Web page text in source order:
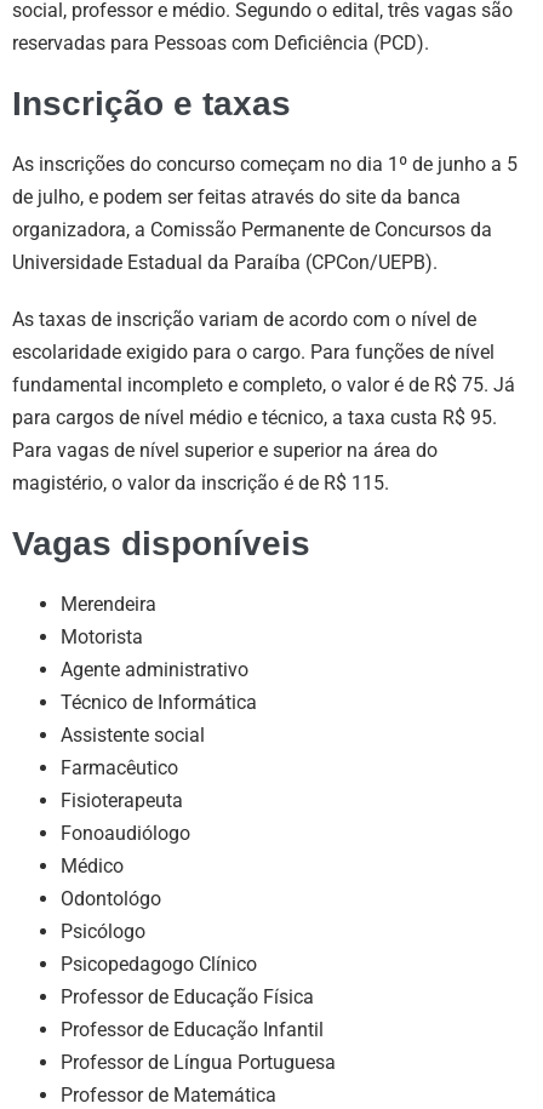
social, professor e médio. Segundo o edital, três vagas são
reservadas para Pessoas com Deficiência (PCD).
Inscrição e taxas
As inscrições do concurso começam no dia 1º de junho a 5
de julho, e podem ser feitas através do site da banca
organizadora, a Comissão Permanente de Concursos da
Universidade Estadual da Paraíba (CPCon/UEPB).
As taxas de inscrição variam de acordo com o nível de
escolaridade exigido para o cargo. Para funções de nível
fundamental incompleto e completo, o valor é de R$ 75. Já
para cargos de nível médio e técnico, a taxa custa R$ 95.
Para vagas de nível superior e superior na área do
magistério, o valor da inscrição é de R$ 115.
Vagas disponíveis
Merendeira
Motorista
Agente administrativo
Técnico de Informática
Assistente social
Farmacêutico
Fisioterapeuta
Fonoaudiólogo
Médico
Odontológo
Psicólogo
Psicopedagogo Clínico
Professor de Educação Física
Professor de Educação Infantil
Professor de Língua Portuguesa
Professor de Matemática